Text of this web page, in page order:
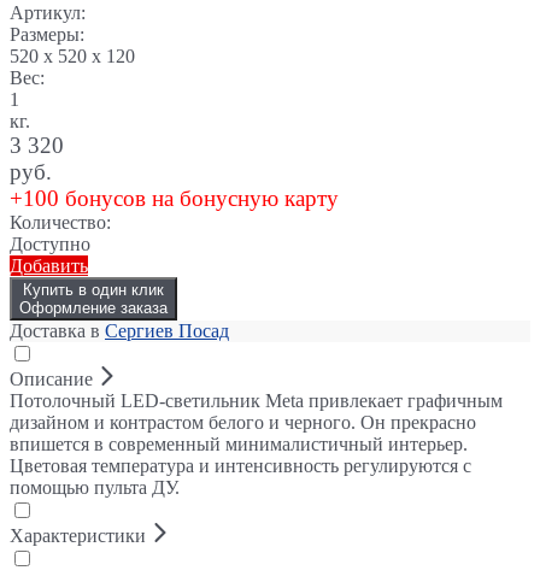
Артикул:
Размеры:
520 x 520 x 120
Вес:
1
кг.
3 320
руб.
+100 бонусов на бонусную карту
Количество:
Доступно
Добавить
Купить в один клик
Оформление заказа
Доставка в Сергиев Посад
Описание
Потолочный LED-светильник Meta привлекает графичным
дизайном и контрастом белого и черного. Он прекрасно
впишется в современный минималистичный интерьер.
Цветовая температура и интенсивность регулируются с
помощью пульта ДУ.
Характеристики